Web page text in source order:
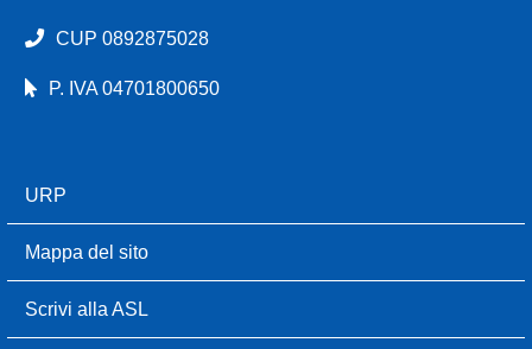
CUP 0892875028
P. IVA 04701800650
URP
Mappa del sito
Scrivi alla ASL